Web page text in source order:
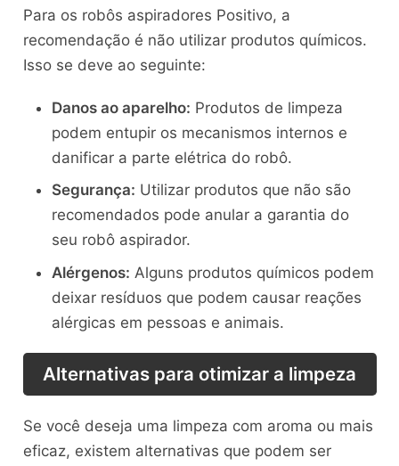
Para os robôs aspiradores Positivo, a
recomendação é não utilizar produtos químicos.
Isso se deve ao seguinte:
Danos ao aparelho: Produtos de limpeza
podem entupir os mecanismos internos e
danificar a parte elétrica do robô.
Segurança: Utilizar produtos que não são
recomendados pode anular a garantia do
seu robô aspirador.
Alérgenos: Alguns produtos químicos podem
deixar resíduos que podem causar reações
alérgicas em pessoas e animais.
Alternativas para otimizar a limpeza
Se você deseja uma limpeza com aroma ou mais
eficaz, existem alternativas que podem ser